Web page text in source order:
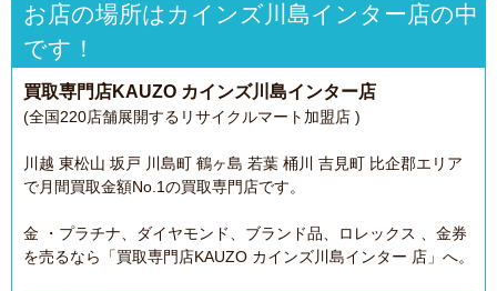
お店の場所はカインズ川島インター店の中
です！
買取専門店KAUZO カインズ川島インター店
(全国220店舗展開するリサイクルマート加盟店 )
川越 東松山 坂戸 川島町 鶴ヶ島 若葉 桶川 吉見町 比企郡エリア
で月間買取金額No.1の買取専門店です。
金 ・プラチナ、ダイヤモンド、ブランド品、ロレックス 、金券
を売るなら「買取専門店KAUZO カインズ川島インター 店」へ。